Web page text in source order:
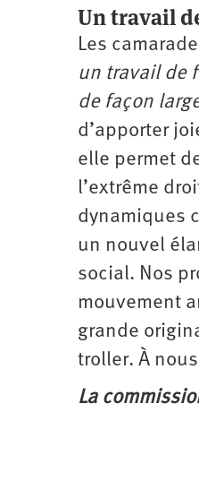
Un travail
Les
un travail de
de façon
d’apporter
elle permet
l’extrême
dynamiques
un nouvel
social. Nos
mouvement
grande
troller. À
La